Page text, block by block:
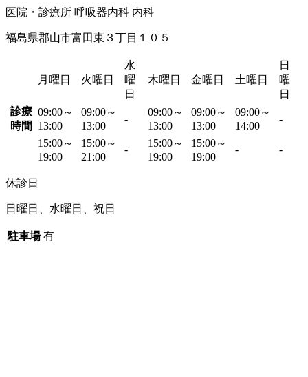
医院・診療所 呼吸器内科 内科
福島県郡山市富田東３丁目１０５
月曜日 火曜日
水
曜
日
木曜日 金曜日 土曜日
日
曜
日
診療
時間
09:00～
13:00
09:00～
13:00
-
09:00～
13:00
09:00～
13:00
09:00～
14:00
-
15:00～
19:00
15:00～
21:00
-
15:00～
19:00
15:00～
19:00
- -
休診日
日曜日、水曜日、祝日
駐車場 有